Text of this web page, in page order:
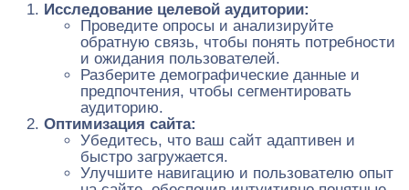
Исследование целевой аудитории:
Проведите опросы и анализируйте
обратную связь, чтобы понять потребности
и ожидания пользователей.
Разберите демографические данные и
предпочтения, чтобы сегментировать
аудиторию.
Оптимизация сайта:
Убедитесь, что ваш сайт адаптивен и
быстро загружается.
Улучшите навигацию и пользователю опыт